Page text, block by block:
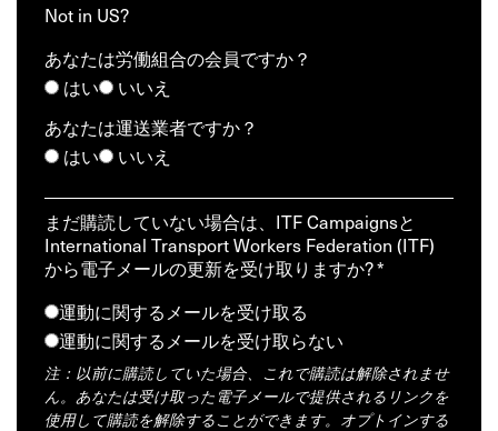
Not in US?
あなたは労働組合の会員ですか？
はい
いいえ
あなたは運送業者ですか？
はい
いいえ
まだ購読していない場合は、ITF Campaignsと
International Transport Workers Federation (ITF)
から電子メールの更新を受け取りますか? *
運動に関するメールを受け取る
運動に関するメールを受け取らない
注：以前に購読していた場合、これで購読は解除されませ
ん。あなたは受け取った電子メールで提供されるリンクを
使用して購読を解除することができます。オプトインする